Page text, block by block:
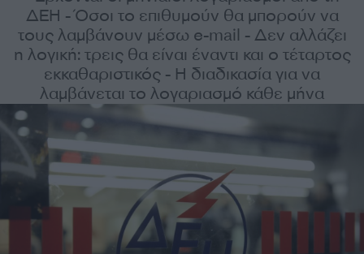
ΔΕΗ - Όσοι το επιθυμούν θα μπορούν να
τους λαμβάνουν μέσω e-mail - Δεν αλλάζει
η λογική: τρεις θα είναι έναντι και ο τέταρτος
εκκαθαριστικός - Η διαδικασία για να
λαμβάνεται το λογαριασμό κάθε μήνα